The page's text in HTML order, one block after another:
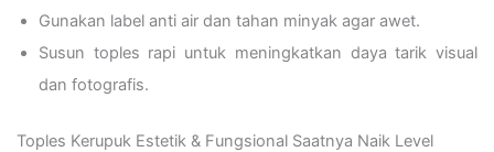
Gunakan label anti air dan tahan minyak agar awet.
Susun toples rapi untuk meningkatkan daya tarik visual
dan fotografis.
Toples Kerupuk Estetik & Fungsional Saatnya Naik Level